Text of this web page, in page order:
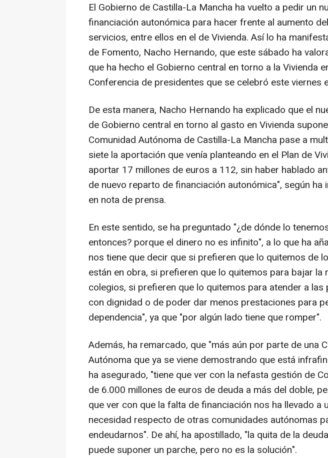
El Gobierno de Castilla-La Mancha ha vuelto a pedir un
financiación autonómica para hacer frente al aumento
servicios, entre ellos en el de Vivienda. Así lo ha
de Fomento, Nacho Hernando, que este sábado ha
que ha hecho el Gobierno central en torno a la Vivienda
Conferencia de presidentes que se celebró este viernes
De esta manera, Nacho Hernando ha explicado que el
de Gobierno central en torno al gasto en Vivienda
Comunidad Autónoma de Castilla-La Mancha pase a
siete la aportación que venía planteando en el Plan de
aportar 17 millones de euros a 112, sin haber hablado
de nuevo reparto de financiación autonómica", según ha
en nota de prensa.
En este sentido, se ha preguntado "¿de dónde lo
entonces? porque el dinero no es infinito", a lo que ha
nos tiene que decir que si prefieren que lo quitemos de
están en obra, si prefieren que lo quitemos para bajar la
colegios, si prefieren que lo quitemos para atender a las
con dignidad o de poder dar menos prestaciones para
dependencia", ya que "por algún lado tiene que romper".
Además, ha remarcado, que "más aún por parte de una
Autónoma que ya se viene demostrando que está
ha asegurado, "tiene que ver con la nefasta gestión de
de 6.000 millones de euros de deuda a más del doble,
que ver con que la falta de financiación nos ha llevado a
necesidad respecto de otras comunidades autónomas
endeudarnos". De ahí, ha apostillado, "la quita de la
puede suponer un parche, pero no es la solución".